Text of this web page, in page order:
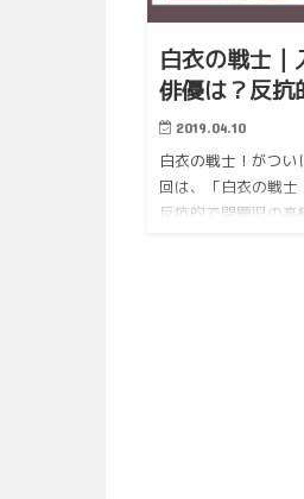
白衣の戦士
俳優は？反抗
2019.04.10
白衣の戦士！がつ
回は、「白衣の戦士
反抗的で問題児の